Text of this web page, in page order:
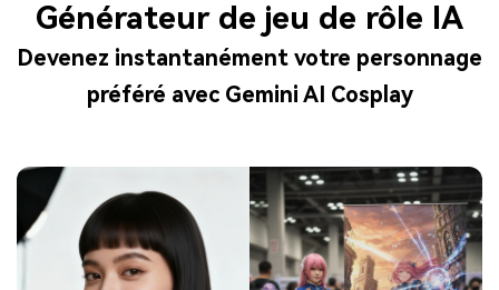
Générateur de jeu de rôle IA
Devenez instantanément votre personnage
préféré avec Gemini AI Cosplay